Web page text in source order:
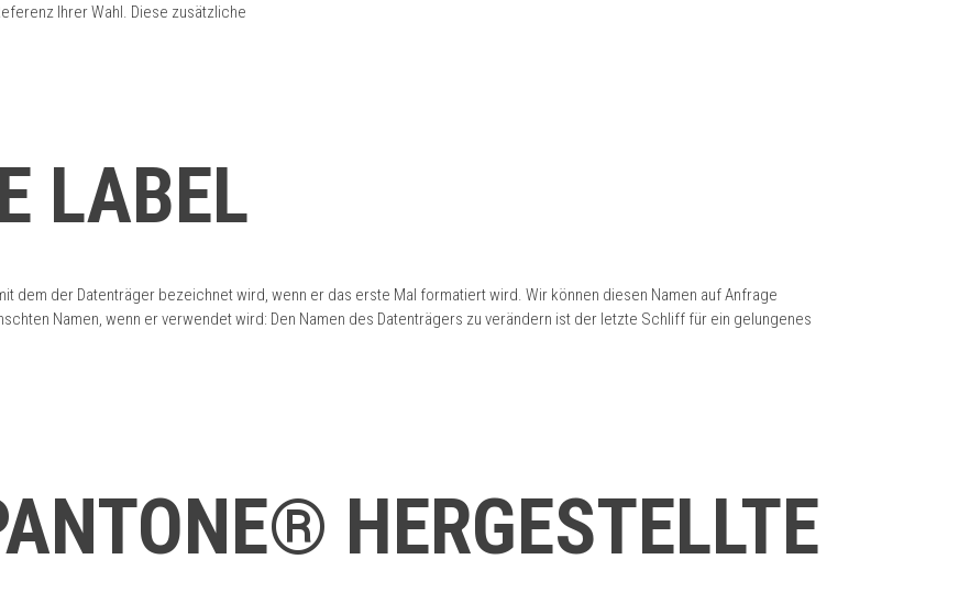
Ihrer Wahl. Diese zusätzliche
LABEL
dem der Datenträger bezeichnet wird, wenn er das erste Mal formatiert wird. Wir können diesen Namen auf Anfrage
Namen, wenn er verwendet wird: Den Namen des Datenträgers zu verändern ist der letzte Schliff für ein gelungenes
HERGESTELLTE